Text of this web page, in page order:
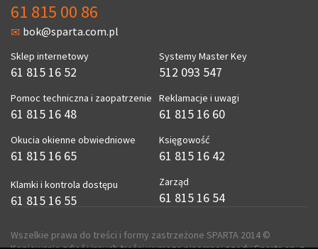
61 815 00 86
bok@sparta.com.pl
Sklep internetowy
61 815 16 52
Pomoc techniczna i zaopatrzenie
61 815 16 48
Okucia okienne obwiedniowe
61 815 16 65
Klamki i kontrola dostępu
61 815 16 55
Systemy Master Key
512 093 547
Reklamacje i uwagi
61 815 16 60
Księgowość
61 815 16 42
Zarząd
61 815 16 54
Wszelkie prawa do treści i formy zastrzeżone SPARTA 2014 ©